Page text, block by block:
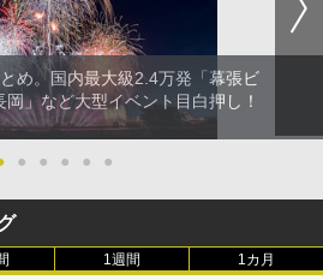
め。国内最大級2.4万発「幕張ビ
」など大型イベント目白押し！
● ● ● ● ●
1週間 1カ月